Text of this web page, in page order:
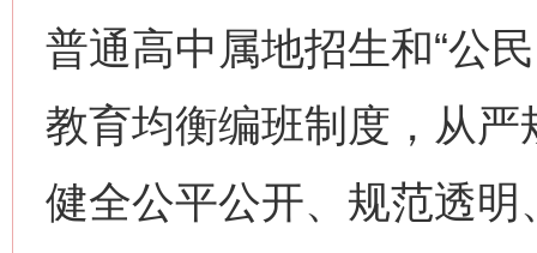
普通高中属地招生和“公
教育均衡编班制度，从
健全公平公开、规范透